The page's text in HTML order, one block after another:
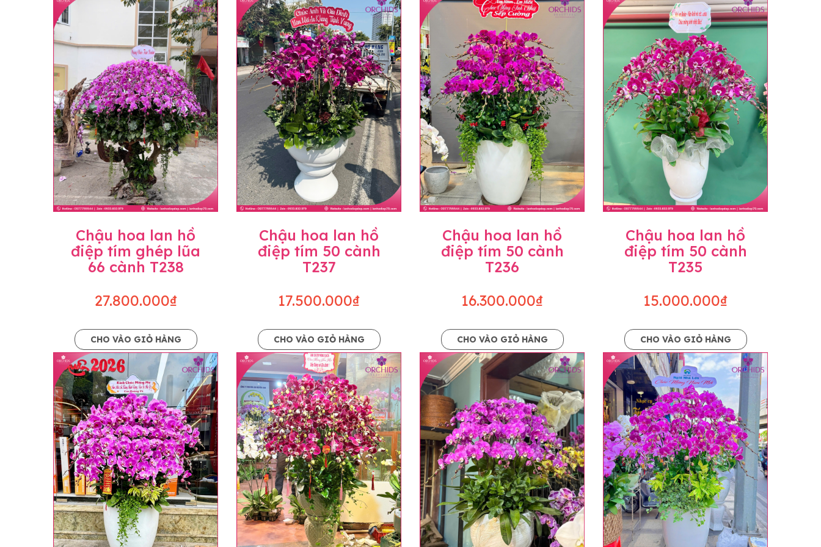
loại hoa và phụ kiện thay thế, vẫn giữ nguyên mức giá không thay đổi. Trường hợp không đủ thời gian hoặc không liên lạc được với người
đặt, chúng tôi sẽ chủ động thay thế loại hoa lan khác có ý nghĩa và màu sắc gần giống với mẫu đã chọn.
Lưu ý về giá niêm yết
• Giá trên website chưa bao gồm thuế giá trị gia tăng (thuế VAT), mức thuế được áp dụng theo quy định hiện hành.
• Giá trên được miễn ship giao trong nội thành, miễn phí in thiệp - banner theo yêu cầu khách hàng.
• Beautiful Orchids liên kết với các cửa hàng trên toàn quốc để phục vụ giao hoa tận nơi, mỗi khu vực sẽ có mức giá khác nhau (tùy vào chi phí
mặt bằng, nguyên vật liệu,..) nên giá có thể sẽ thay đổi so với giá niêm yết trên website. Khách hàng ở Tỉnh thành khác vui lòng chủ động hỏi lại
giá trước khi đặt hàng, shop sẽ chủ động báo giá chính xác khi có địa chỉ giao hàng cụ thể.
Chậu hoa lan hồ
điệp tím ghép lũa
66 cành T238
27.800.000₫
CHO VÀO GIỎ HÀNG
Chậu hoa lan hồ
điệp tím 50 cành
T237
17.500.000₫
CHO VÀO GIỎ HÀNG
Chậu hoa lan hồ
điệp tím 50 cành
T236
16.300.000₫
CHO VÀO GIỎ HÀNG
Chậu hoa lan hồ
điệp tím 50 cành
T235
15.000.000₫
CHO VÀO GIỎ HÀNG